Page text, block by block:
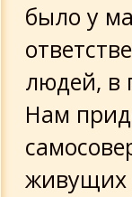
было у
людей, в
Нам
живущих